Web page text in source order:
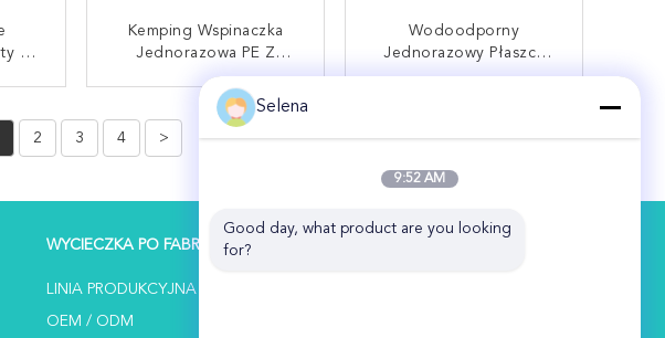
Z
Kemping Wspinaczka
Jednorazowa PE Z
Kapeluszem Plastikowy
Płaszcz Deszczowy
Wodoodporny Lekki
SKONTAKTUJ SIĘ TERAZ
Wodoodporny
Jednorazowy Płaszcz
Przeciwdeszczowy Z
Biały PE Ponczo Z
2 3 4 >
WYCIECZKA PO FABRYCE
LINIA PRODUKCYJNA
OEM / ODM
Selena
9:52 AM
Good day, what product are you looking
for?